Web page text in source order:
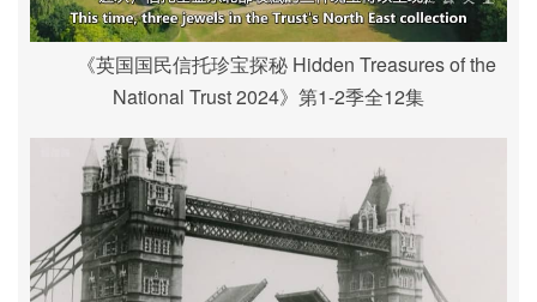
《英国国民信托珍宝探秘 Hidden Treasures of the
National Trust 2024》第1-2季全12集